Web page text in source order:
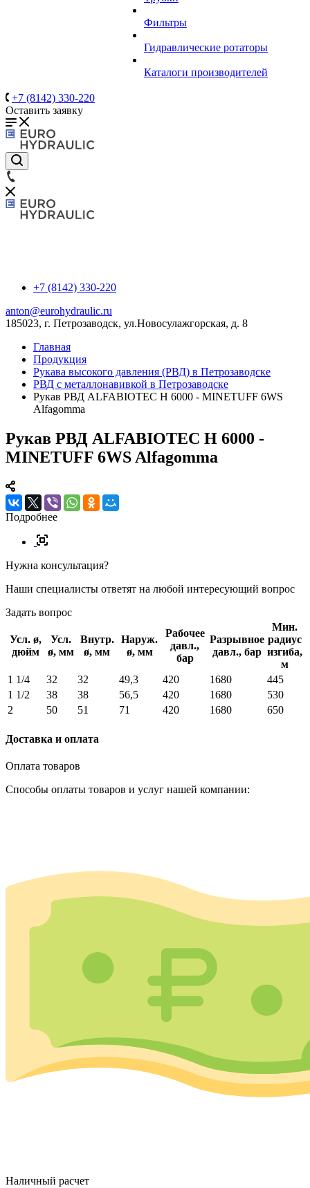
Фильтры
Гидравлические ротаторы
Каталоги производителей
+7 (8142) 330-220
Оставить заявку
+7 (8142) 330-220
anton@eurohydraulic.ru
185023, г. Петрозаводск, ул.Новосулажгорская, д. 8
Главная
Продукция
Рукава высокого давления (РВД) в Петрозаводске
РВД с металлонавивкой в Петрозаводске
Рукав РВД ALFABIOTEC H 6000 - MINETUFF 6WS
Alfagomma
Рукав РВД ALFABIOTEC H 6000 -
MINETUFF 6WS Alfagomma
Подробнее
Нужна консультация?
Наши специалисты ответят на любой интересующий вопрос
Задать вопрос
Усл. ø,
дюйм
Усл.
ø, мм
Внутр.
ø, мм
Наруж.
ø, мм
Рабочее
давл.,
бар
Разрывное
давл., бар
Мин.
радиус
изгиба,
м
1 1/4
32 32 49,3 420 1680
445
1 1/2
38 38 56,5 420 1680
530
2
50 51 71 420 1680 650
Доставка и оплата
Оплата товаров
Способы оплаты товаров и услуг нашей компании:
Наличный расчет